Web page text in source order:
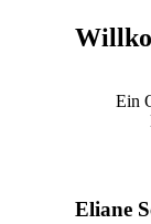
Ein
Eliane